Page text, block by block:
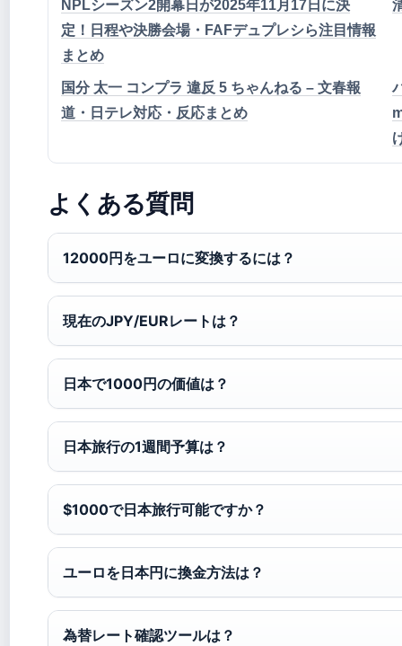
NPLシーズン2開幕日が2025年11月17日に決
定！日程や決勝会場・FAFデュプレシら注目情報
まとめ
国分 太一 コンプラ 違反 5 ちゃんねる – 文春報
道・日テレ対応・反応まとめ
よくある質問
12000円をユーロに変換するには？
現在のJPY/EURレートは？
日本で1000円の価値は？
日本旅行の1週間予算は？
$1000で日本旅行可能ですか？
ユーロを日本円に換金方法は？
為替レート確認ツールは？